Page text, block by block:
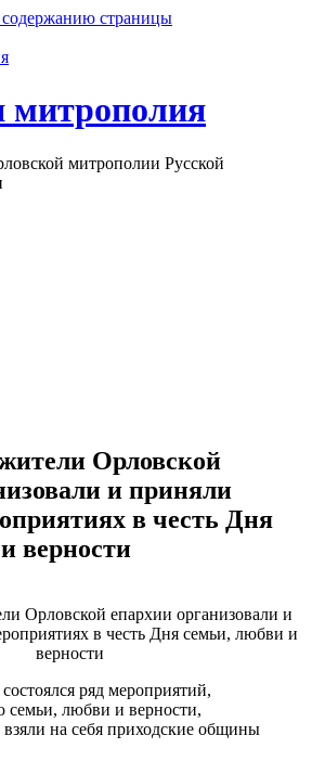
страницы
митрополия
митрополии Русской
Орловской
и приняли
в честь Дня
верности
ряд мероприятий,
любви и верности,
на себя приходские общины